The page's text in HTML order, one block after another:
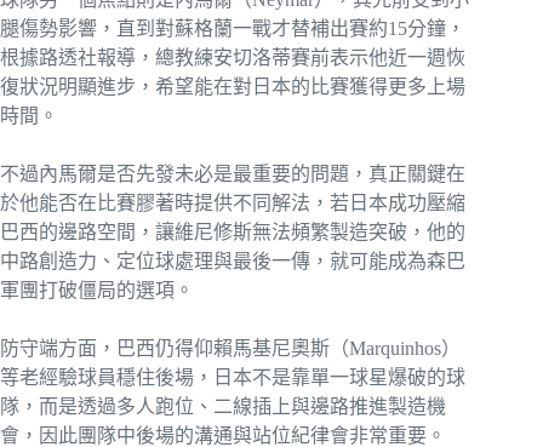
腿傷勢影響，直到對蘇格蘭一戰才替補出賽約15分鐘，
根據路透社報導，總教練安切洛蒂賽前表示他近一週恢
復狀況明顯進步，希望能在對日本的比賽獲得更多上場
時間。
不過內馬爾是否先發未必是最重要的問題，真正關鍵在
於他能否在比賽膠著時提供不同解法，若日本成功壓縮
巴西的邊路空間，讓維尼修斯無法頻繁製造突破，他的
中路創造力、定位球處理與最後一傳，就可能成為森巴
軍團打破僵局的選項。
防守端方面，巴西仍得仰賴馬基尼奧斯（Marquinhos）
等老經驗球員穩住後場，日本不是靠單一球星爆破的球
隊，而是透過多人跑位、二線插上與邊路推進製造機
會，因此團隊中後場的溝通與站位紀律會非常重要。